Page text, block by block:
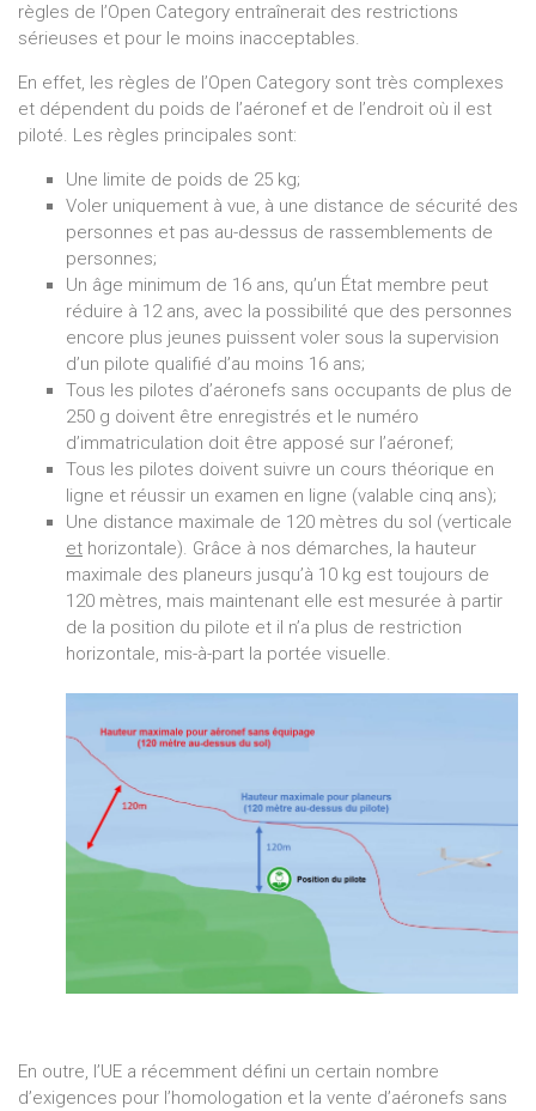
règles de l’Open Category entraînerait des restrictions
sérieuses et pour le moins inacceptables.
En effet, les règles de l’Open Category sont très complexes
et dépendent du poids de l’aéronef et de l’endroit où il est
piloté. Les règles principales sont:
Une limite de poids de 25 kg;
Voler uniquement à vue, à une distance de sécurité des
personnes et pas au-dessus de rassemblements de
personnes;
Un âge minimum de 16 ans, qu’un État membre peut
réduire à 12 ans, avec la possibilité que des personnes
encore plus jeunes puissent voler sous la supervision
d’un pilote qualifié d’au moins 16 ans;
Tous les pilotes d’aéronefs sans occupants de plus de
250 g doivent être enregistrés et le numéro
d’immatriculation doit être apposé sur l’aéronef;
Tous les pilotes doivent suivre un cours théorique en
ligne et réussir un examen en ligne (valable cinq ans);
Une distance maximale de 120 mètres du sol (verticale
et horizontale). Grâce à nos démarches, la hauteur
maximale des planeurs jusqu’à 10 kg est toujours de
120 mètres, mais maintenant elle est mesurée à partir
de la position du pilote et il n’a plus de restriction
horizontale, mis-à-part la portée visuelle.
En outre, l’UE a récemment défini un certain nombre
d’exigences pour l’homologation et la vente d’aéronefs sans